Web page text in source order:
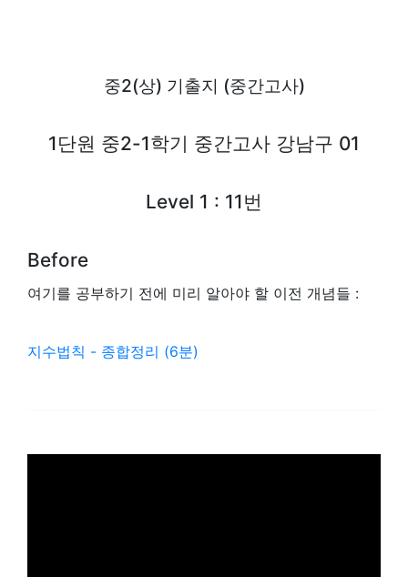
중2(상) 기출지 (중간고사)
1단원 중2-1학기 중간고사 강남구 01
Level 1 : 11번
Before
여기를 공부하기 전에 미리 알아야 할 이전 개념들 :
지수법칙 - 종합정리 (6분)